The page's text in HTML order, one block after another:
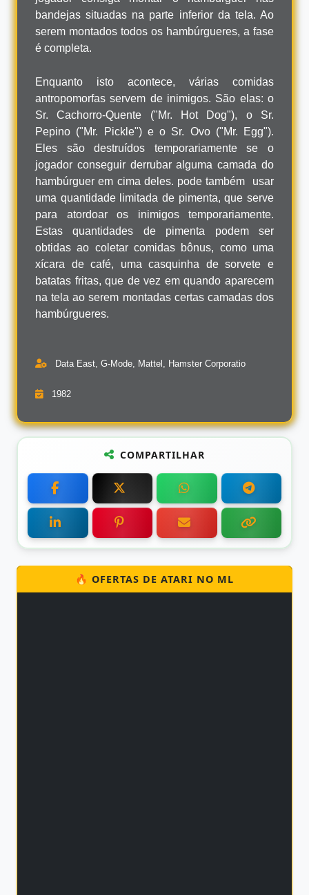
bandejas situadas na parte inferior da tela. Ao
serem montados todos os hambúrgueres, a fase
é completa.
Enquanto isto acontece, várias comidas
antropomorfas servem de inimigos. São elas: o
Sr. Cachorro-Quente ("Mr. Hot Dog"), o Sr.
Pepino ("Mr. Pickle") e o Sr. Ovo ("Mr. Egg").
Eles são destruídos temporariamente se o
jogador conseguir derrubar alguma camada do
hambúrguer em cima deles. pode também usar
uma quantidade limitada de pimenta, que serve
para atordoar os inimigos temporariamente.
Estas quantidades de pimenta podem ser
obtidas ao coletar comidas bônus, como uma
xícara de café, uma casquinha de sorvete e
batatas fritas, que de vez em quando aparecem
na tela ao serem montadas certas camadas dos
hambúrgueres.
Data East, G-Mode, Mattel, Hamster Corporatio
1982
COMPARTILHAR
🔥 OFERTAS DE ATARI NO ML